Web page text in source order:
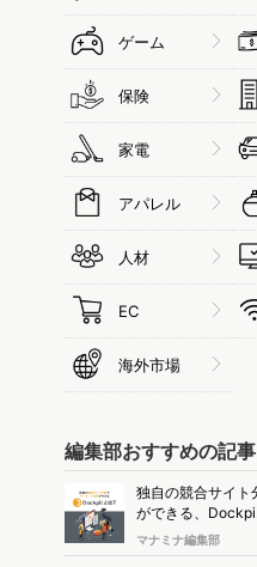
ゲーム
保険
家電
アパレル
人材
EC
海外市場
編集部おすすめの記事
独自の競合サイト
ができる、
マナミナ編集部